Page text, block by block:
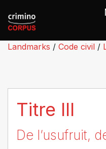
Landmarks / Code civil /
Titre III
De l’usufruit,
Cookies management panel